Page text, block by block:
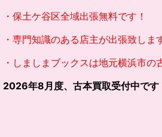
・保土ケ谷区全域出張無料です！
・専門知識のある店主が出張致しま
・しましまブックスは地元横浜市の
2026年8月度、古本買取受付中です